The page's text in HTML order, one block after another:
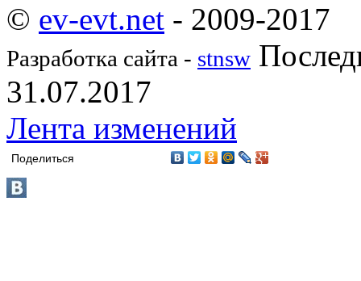
© ev-evt.net - 2009-2017
Разработка сайта - stnsw
31.07.2017
Лента изменений
Поделиться